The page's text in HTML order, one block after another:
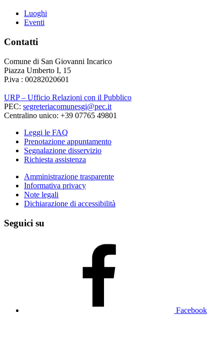
Luoghi
Eventi
Contatti
Comune di San Giovanni Incarico
Piazza Umberto I, 15
P.iva : 00282020601
URP – Ufficio Relazioni con il Pubblico
PEC: segreteriacomunesgi@pec.it
Centralino unico: +39 07765 49801
Leggi le FAQ
Prenotazione appuntamento
Segnalazione disservizio
Richiesta assistenza
Amministrazione trasparente
Informativa privacy
Note legali
Dichiarazione di accessibilità
Seguici su
Facebook